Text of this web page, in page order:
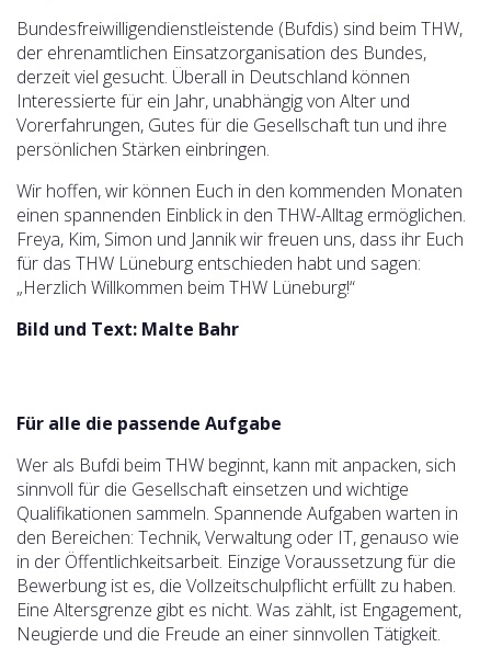
Bundesfreiwilligendienstleistende (Bufdis) sind beim THW,
der ehrenamtlichen Einsatzorganisation des Bundes,
derzeit viel gesucht. Überall in Deutschland können
Interessierte für ein Jahr, unabhängig von Alter und
Vorerfahrungen, Gutes für die Gesellschaft tun und ihre
persönlichen Stärken einbringen.
Wir hoffen, wir können Euch in den kommenden Monaten
einen spannenden Einblick in den THW-Alltag ermöglichen.
Freya, Kim, Simon und Jannik wir freuen uns, dass ihr Euch
für das THW Lüneburg entschieden habt und sagen:
„Herzlich Willkommen beim THW Lüneburg!“
Bild und Text: Malte Bahr
Für alle die passende Aufgabe
Wer als Bufdi beim THW beginnt, kann mit anpacken, sich
sinnvoll für die Gesellschaft einsetzen und wichtige
Qualifikationen sammeln. Spannende Aufgaben warten in
den Bereichen: Technik, Verwaltung oder IT, genauso wie
in der Öffentlichkeitsarbeit. Einzige Voraussetzung für die
Bewerbung ist es, die Vollzeitschulpflicht erfüllt zu haben.
Eine Altersgrenze gibt es nicht. Was zählt, ist Engagement,
Neugierde und die Freude an einer sinnvollen Tätigkeit.